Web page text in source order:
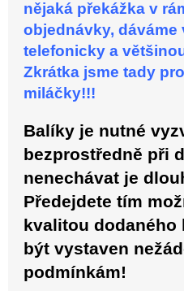
nějaká překážka v
objednávky, dáváme
telefonicky a
Zkrátka jsme tady
miláčky!!!
Balíky je nutné
bezprostředně při
nenechávat je
Předejdete tím
kvalitou dodaného
být vystaven
podmínkám!